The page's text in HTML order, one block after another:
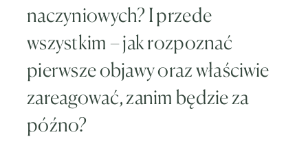
naczyniowych? I przede
wszystkim – jak rozpoznać
pierwsze objawy oraz właściwie
zareagować, zanim będzie za
późno?